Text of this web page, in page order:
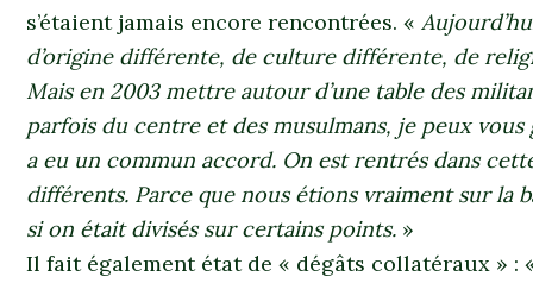
s’étaient jamais encore rencontrées. «
d’origine différente, de culture différente, de
Mais en 2003 mettre autour d’une table des
parfois du centre et des musulmans, je peux
a eu un commun accord. On est rentrés dans
différents. Parce que nous étions vraiment sur la
si on était divisés sur certains points. »
Il fait également état de « dégâts collatéraux » :